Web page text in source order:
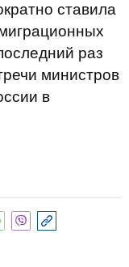
ставила
раз
министров
в